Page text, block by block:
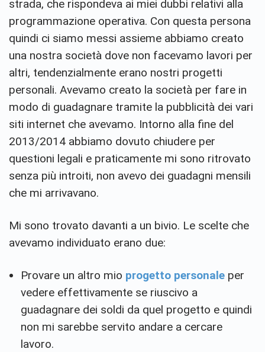
strada, che rispondeva ai miei dubbi relativi alla
programmazione operativa. Con questa persona
quindi ci siamo messi assieme abbiamo creato
una nostra società dove non facevamo lavori per
altri, tendenzialmente erano nostri progetti
personali. Avevamo creato la società per fare in
modo di guadagnare tramite la pubblicità dei vari
siti internet che avevamo. Intorno alla fine del
2013/2014 abbiamo dovuto chiudere per
questioni legali e praticamente mi sono ritrovato
senza più introiti, non avevo dei guadagni mensili
che mi arrivavano.
Mi sono trovato davanti a un bivio. Le scelte che
avevamo individuato erano due:
Provare un altro mio progetto personale per
vedere effettivamente se riuscivo a
guadagnare dei soldi da quel progetto e quindi
non mi sarebbe servito andare a cercare
lavoro.